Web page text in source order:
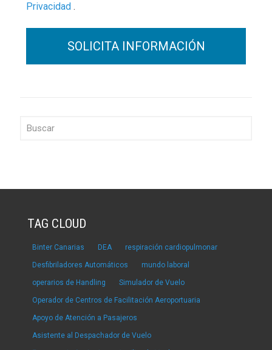
Privacidad .
TAG CLOUD
Binter Canarias DEA respiración cardiopulmonar
Desfibriladores Automáticos mundo laboral
operarios de Handling Simulador de Vuelo
Operador de Centros de Facilitación Aeroportuaria
Apoyo de Atención a Pasajeros
Asistente al Despachador de Vuelo